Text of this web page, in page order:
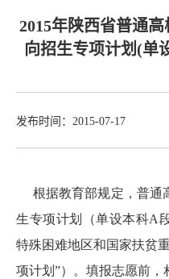
考籍服务
2015年陕西省普通
向招生专项计划(单
发布时间：2015-07-17
根据教育部规定，普通
生专项计划（单设本科A
特殊困难地区和国家扶贫
项计划”）。填报志愿前